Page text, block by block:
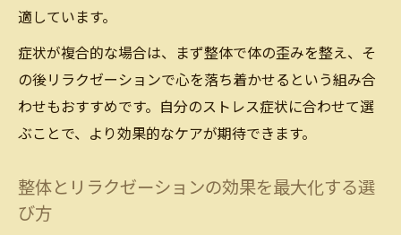
適しています。
症状が複合的な場合は、まず整体で体の歪みを整え、そ
の後リラクゼーションで心を落ち着かせるという組み合
わせもおすすめです。自分のストレス症状に合わせて選
ぶことで、より効果的なケアが期待できます。
整体とリラクゼーションの効果を最大化する選
び方